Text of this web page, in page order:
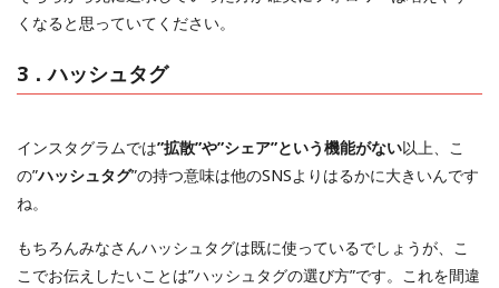
くなると思っていてください。
3．ハッシュタグ
インスタグラムでは”拡散”や”シェア”という機能がない以上、こ
の”ハッシュタグ”の持つ意味は他のSNSよりはるかに大きいんです
ね。
もちろんみなさんハッシュタグは既に使っているでしょうが、こ
こでお伝えしたいことは”ハッシュタグの選び方”です。これを間違